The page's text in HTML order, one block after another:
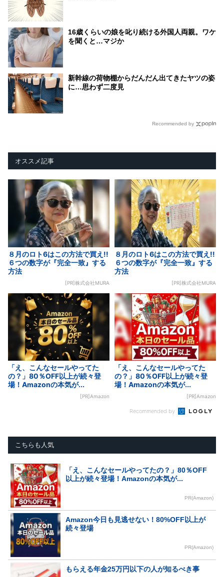
16歳くらいの娘を叱り続ける外国人両親。ワケ
を聞くと…マジか
新幹線の荷物棚からだんだん出てきたヤツの姿
に…思わず二度見
Recommended by
オススメ記事
８月のロト6はこの方法で買え!!
６つの数字が『完全一致』する
方法
[PR]株式会社MURA
８月のロト6はこの方法で買え!!
６つの数字が『完全一致』する
方法
[PR]株式会社MURA
「え、こんなセールやってた
の？」80％OFF以上が続々登
場！Amazonの本気が...
[PR]Amazon
「え、こんなセールやってた
の？」80％OFF以上が続々登
場！Amazonの本気が...
[PR]Amazon
Recommended by
こちらも人気
「え、こんなセールやってたの？」80％OFF
以上が続々登場！Amazonの本気が...
PR(Amazon)
Amazon今日も見逃せない！80%OFF以上が
続々登場
PR(Amazon)
もらえる年金25万円以下の人が知るべき事